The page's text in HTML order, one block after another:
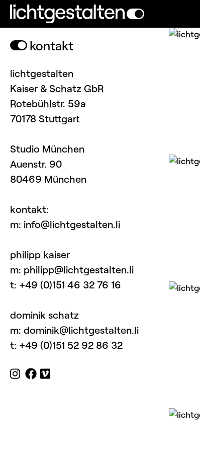
kontakt
lichtgestalten
Kaiser & Schatz GbR
Rotebühlstr. 59a
70178 Stuttgart
Studio München
Auenstr. 90
80469 München
kontakt:
m: info@lichtgestalten.li
philipp kaiser
m: philipp@lichtgestalten.li
t: +49 (0)151 46 32 76 16
dominik schatz
m: dominik@lichtgestalten.li
t: +49 (0)151 52 92 86 32